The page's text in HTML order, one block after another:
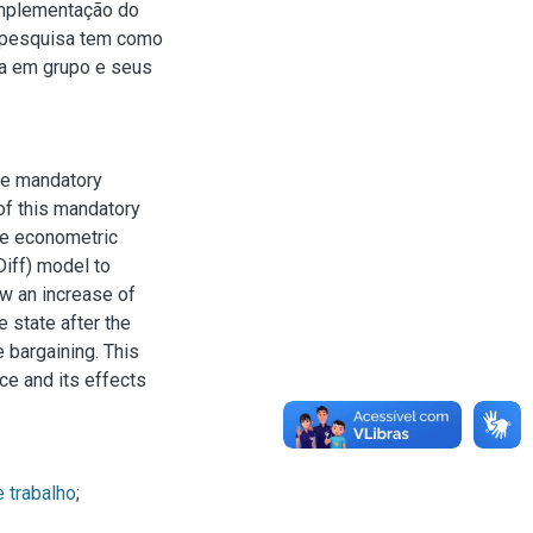
do
tem como
em grupo e seus
mandatory
this mandatory
econometric
model to
an increase of
state after the
This
and its effects
trabalho;